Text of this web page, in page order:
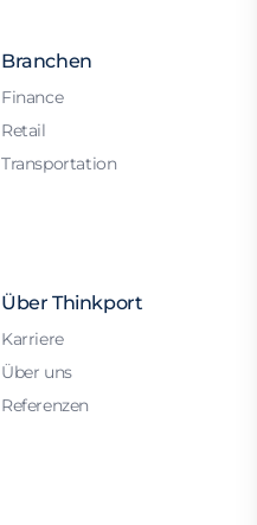
Branchen
Finance
Retail
Transportation
Über Thinkport
Karriere
Über uns
Referenzen